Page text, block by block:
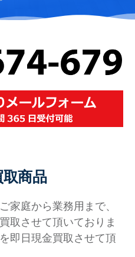
商品
家庭から業務用まで、
取させて頂いておりま
即日現金買取させて頂